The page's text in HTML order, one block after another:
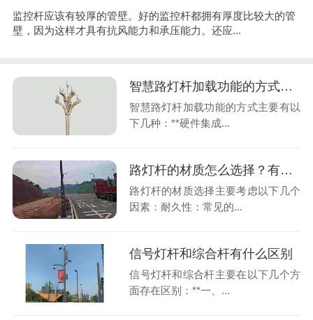
监控杆应该有较厚的管壁。好的监控杆都拥有厚度比较大的管
壁，因为这样才具有抗风能力和承压能力。还应...
智慧路灯杆加载功能的方式主要有哪些
智慧路灯杆加载功能的方式主要有以
下几种：**硬件集成...
路灯杆的材质怎么选择？有哪些考虑因素？
路灯杆的材质选择主要考虑以下几个
因素：耐久性：常见的...
信号灯杆和综合杆有什么区别
信号灯杆和综合杆主要在以下几个方
面存在区别：**一、...